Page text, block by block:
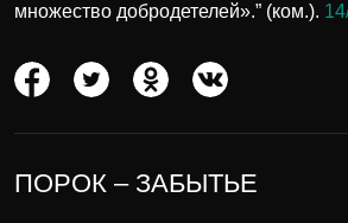
множество добродетелей».” (ком.).
ПОРОК – ЗАБЫТЬЕ